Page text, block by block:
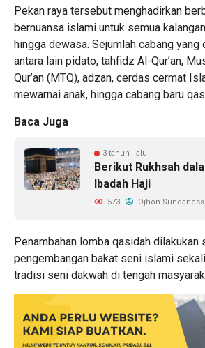
Pekan raya tersebut menghadirkan
bernuansa islami untuk semua
hingga dewasa. Sejumlah cabang yang
antara lain pidato, tahfidz Al-Qur’an,
Qur’an (MTQ), adzan, cerdas cermat
mewarnai anak, hingga cabang baru
Baca Juga
3 tahun lalu
Berikut Rukhsah
Ibadah Haji
573 Ojhon
Penambahan lomba qasidah dilakukan
pengembangan bakat seni islami
tradisi seni dakwah di tengah